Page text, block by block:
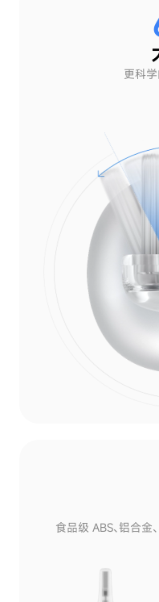
更科
食品级 ABS、铝合金